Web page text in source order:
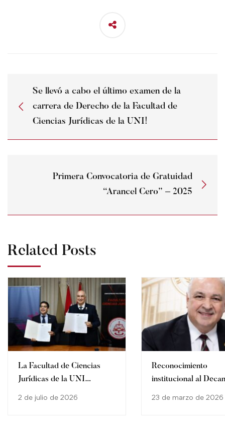
Se llevó a cabo el último examen de la
carrera de Derecho de la Facultad de
Ciencias Jurídicas de la UNI!
Primera Convocatoria de Gratuidad
“Arancel Cero” – 2025
Related Posts
La Facultad de Ciencias
Jurídicas de la UNI
2 de julio de 2026
Reconocimiento
institucional al
23 de marzo de 2026